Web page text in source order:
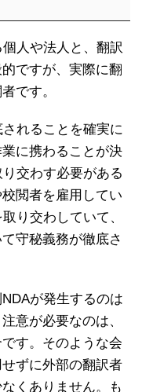
人や法人と、翻訳
ですが、実際に翻
です。
れることを確実に
に携わることが決
交わす必要がある
閲者を雇用してい
り交わしていて、
守秘義務が徹底さ
が発生するのは
意が必要なのは、
す。そのような会
ずに外部の翻訳者
くありません。も